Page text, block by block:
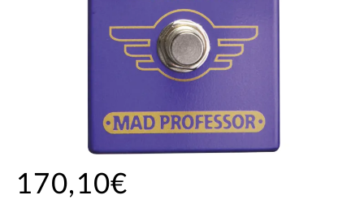
170,10€